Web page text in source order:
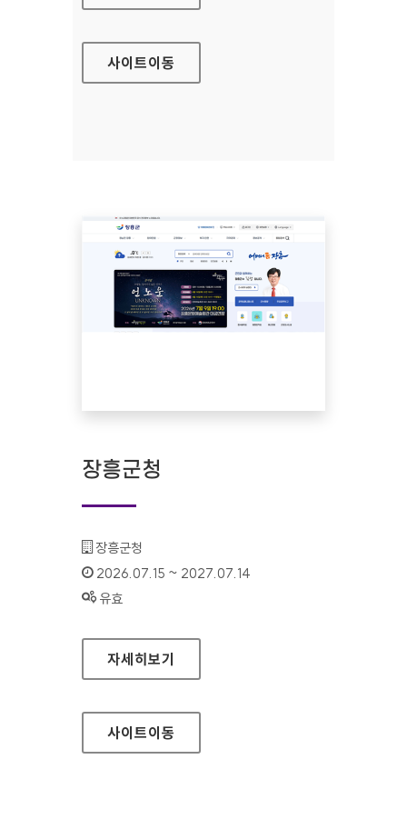
사이트이동
장흥군청
기관명 :
장흥군청
인증기간 :
2026.07.15 ~ 2027.07.14
상태 :
유효
장흥군청
자세히보기
사이트이동